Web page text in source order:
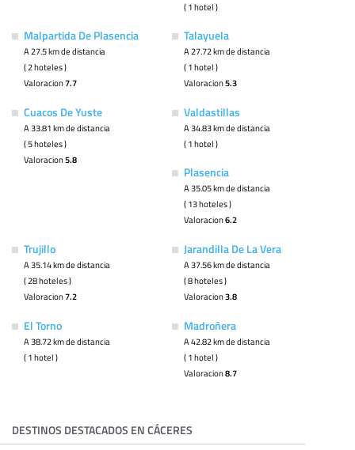
( 1 hotel )
Malpartida De Plasencia
A 27.5 km de distancia
( 2 hoteles )
Valoracion7.7
Talayuela
A 27.72 km de distancia
( 1 hotel )
Valoracion5.3
Cuacos De Yuste
A 33.81 km de distancia
( 5 hoteles )
Valoracion5.8
Valdastillas
A 34.83 km de distancia
( 1 hotel )
Plasencia
A 35.05 km de distancia
( 13 hoteles )
Valoracion6.2
Trujillo
A 35.14 km de distancia
( 28 hoteles )
Valoracion7.2
Jarandilla De La Vera
A 37.56 km de distancia
( 8 hoteles )
Valoracion3.8
El Torno
A 38.72 km de distancia
( 1 hotel )
Madroñera
A 42.82 km de distancia
( 1 hotel )
Valoracion8.7
DESTINOS DESTACADOS EN CÁCERES